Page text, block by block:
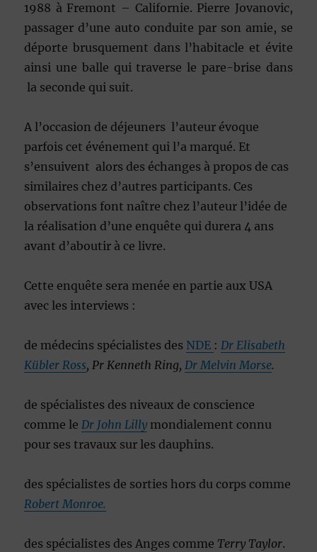
1988 à Fremont – Californie. Pierre Jovanovic,
passager d’une auto conduite par son amie, se
déporte brusquement dans l’habitacle et évite
ainsi une balle qui traverse le pare-brise dans
la seconde qui suit.
A l’occasion de déjeuners l’auteur évoque
parfois cet événement qui l’a marqué. Et
s’ensuivent alors des échanges à propos de cas
similaires chez d’autres participants. Ces
observations font naître chez l’auteur l’idée de
la réalisation d’une enquête qui durera 4 ans
avant d’aboutir à ce livre.
Cette enquête sera menée en partie aux USA
avec les interviews :
de médecins spécialistes des NDE :Dr Elisabeth
Kübler Ross, Pr Kenneth Ring,Dr Melvin Morse.
de spécialistes des niveaux de conscience
comme leDr John Lilly mondialement connu
pour ses travaux sur les dauphins.
des spécialistes de sorties hors du corps comme
Robert Monroe.
des spécialistes des Anges comme Terry Taylor.